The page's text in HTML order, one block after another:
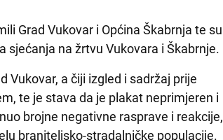
Grad Vukovar i Općina Škabrnja te su
sjećanja na žrtvu Vukovara i Škabrnje.
Vukovar, a čiji izgled i sadržaj prije
te je stava da je plakat neprimjeren i
brojne negativne rasprave i reakcije,
braniteljsko-stradalničke populacije.